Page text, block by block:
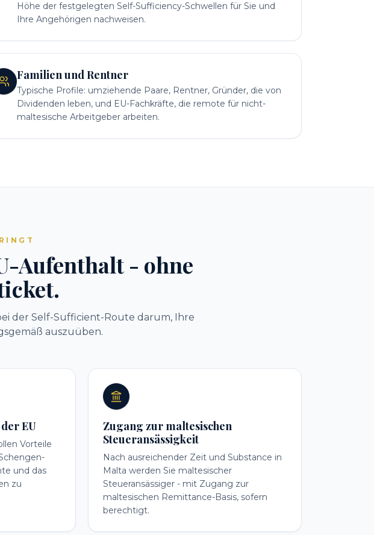
Höhe der festgelegten Self-Sufficiency-Schwellen für Sie und
Ihre Angehörigen nachweisen.
Familien und Rentner
Typische Profile: umziehende Paare, Rentner, Gründer, die von
Dividenden leben, und EU-Fachkräfte, die remote für nicht-
maltesische Arbeitgeber arbeiten.
Aufenthalt - ohne
der Self-Sufficient-Route darum, Ihre
auszuüben.
EU
Vorteile
und das
zu
Zugang zur maltesischen
Steueransässigkeit
Nach ausreichender Zeit und Substance in
Malta werden Sie maltesischer
Steueransässiger - mit Zugang zur
maltesischen Remittance-Basis, sofern
berechtigt.